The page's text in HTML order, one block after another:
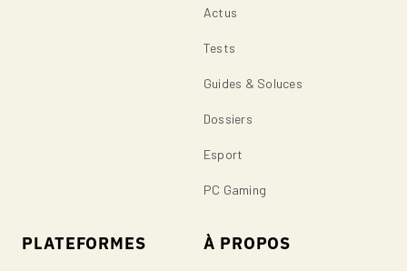
Actus
Tests
Guides & Soluces
Dossiers
Esport
PC Gaming
PLATEFORMES À PROPOS